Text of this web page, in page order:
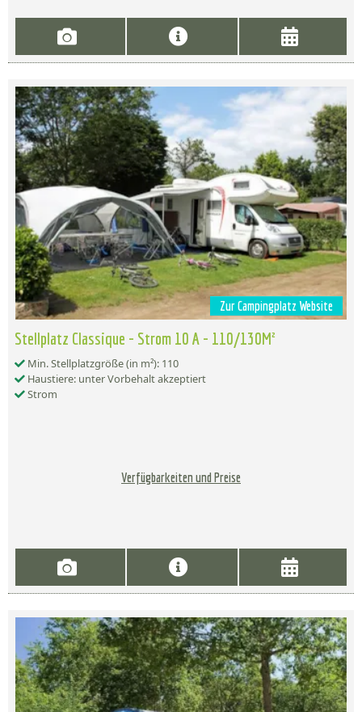
Zur Campingplatz Website
Stellplatz Classique - Strom 10 A - 110/130M²
Min. Stellplatzgröße (in m²): 110
Haustiere: unter Vorbehalt akzeptiert
Strom
Verfügbarkeiten und Preise